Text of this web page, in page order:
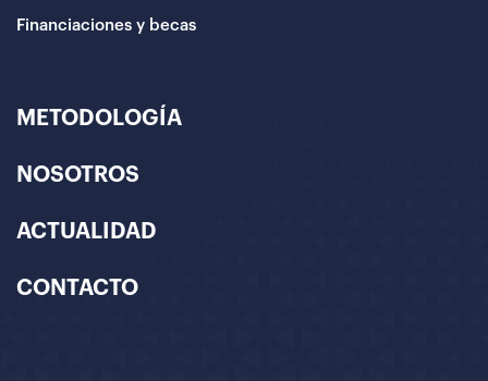
Financiaciones y becas
METODOLOGÍA
NOSOTROS
ACTUALIDAD
CONTACTO